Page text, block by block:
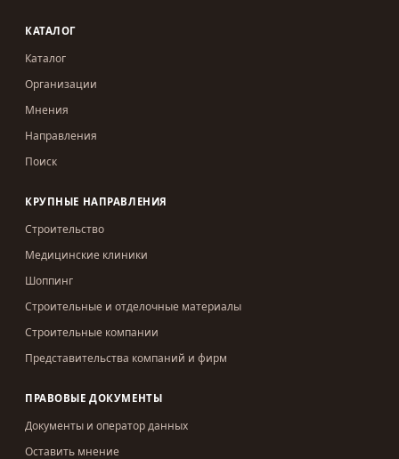
КАТАЛОГ
Каталог
Организации
Мнения
Направления
Поиск
КРУПНЫЕ НАПРАВЛЕНИЯ
Строительство
Медицинские клиники
Шоппинг
Строительные и отделочные материалы
Строительные компании
Представительства компаний и фирм
ПРАВОВЫЕ ДОКУМЕНТЫ
Документы и оператор данных
Оставить мнение